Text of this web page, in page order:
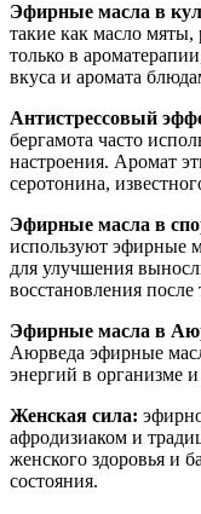
Эфирные масла в
такие как масло
только в
вкуса и аромата
Антистрессовый
бергамота часто
настроения. Аромат
серотонина,
Эфирные масла в
используют эфирные
для улучшения
восстановления после
Эфирные масла в
Аюрведа эфирные
энергий в организме
Женская сила:
афродизиаком и
женского здоровья и
состояния.